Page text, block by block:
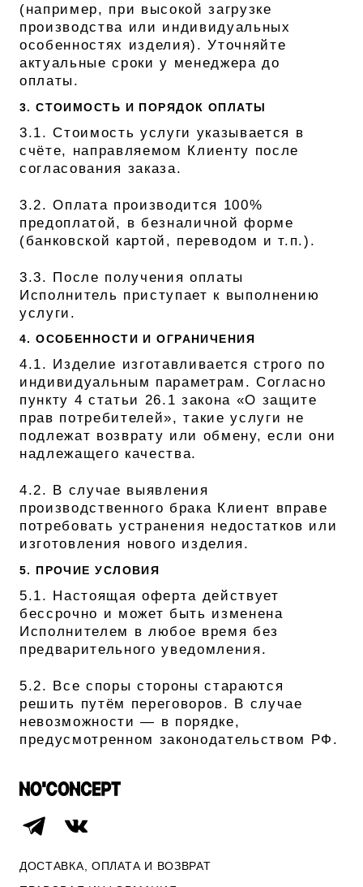
(например, при высокой загрузке
производства или индивидуальных
особенностях изделия). Уточняйте
актуальные сроки у менеджера до
оплаты.
3. СТОИМОСТЬ И ПОРЯДОК ОПЛАТЫ
3.1. Стоимость услуги указывается в
счёте, направляемом Клиенту после
согласования заказа.
3.2. Оплата производится 100%
предоплатой, в безналичной форме
(банковской картой, переводом и т.п.).
3.3. После получения оплаты
Исполнитель приступает к выполнению
услуги.
4. ОСОБЕННОСТИ И ОГРАНИЧЕНИЯ
4.1. Изделие изготавливается строго по
индивидуальным параметрам. Согласно
пункту 4 статьи 26.1 закона «О защите
прав потребителей», такие услуги не
подлежат возврату или обмену, если они
надлежащего качества.
4.2. В случае выявления
производственного брака Клиент вправе
потребовать устранения недостатков или
изготовления нового изделия.
5. ПРОЧИЕ УСЛОВИЯ
5.1. Настоящая оферта действует
бессрочно и может быть изменена
Исполнителем в любое время без
предварительного уведомления.
5.2. Все споры стороны стараются
решить путём переговоров. В случае
невозможности — в порядке,
предусмотренном законодательством РФ.
ДОСТАВКА, ОПЛАТА И ВОЗВРАТ